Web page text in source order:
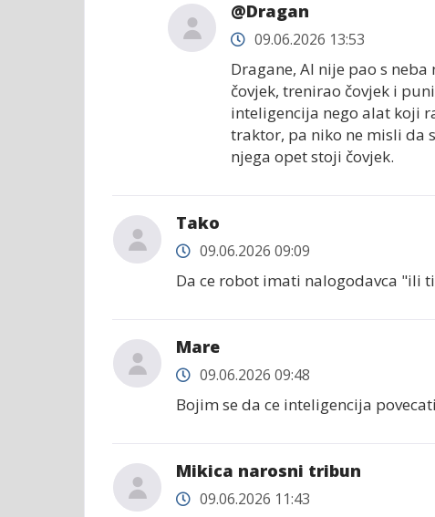
@Dragan
09.06.2026 13:53
Dragane, AI nije pao s
čovjek, trenirao čovjek i
inteligencija nego alat koji
traktor, pa niko ne misli da
njega opet stoji čovjek.
Tako
09.06.2026 09:09
Da ce robot imati nalogodavca "ili
Mare
09.06.2026 09:48
Bojim se da ce inteligencija
Mikica narosni tribun
09.06.2026 11:43